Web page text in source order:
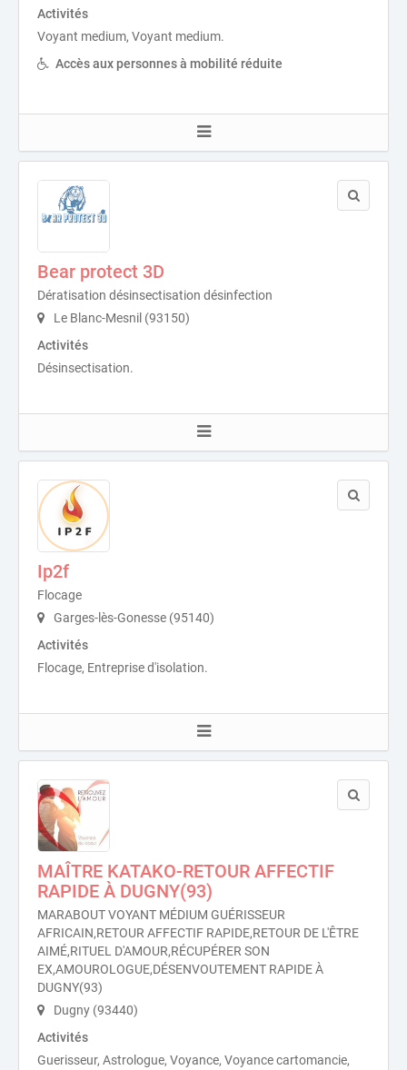
Activités
Voyant medium, Voyant medium.
Accès aux personnes à mobilité réduite
Bear protect 3D
Dératisation désinsectisation désinfection
Le Blanc-Mesnil (93150)
Activités
Désinsectisation.
Ip2f
Flocage
Garges-lès-Gonesse (95140)
Activités
Flocage, Entreprise d'isolation.
MAÎTRE KATAKO-RETOUR AFFECTIF
RAPIDE À DUGNY(93)
MARABOUT VOYANT MÉDIUM GUÉRISSEUR
AFRICAIN,RETOUR AFFECTIF RAPIDE,RETOUR DE L'ÊTRE
AIMÉ,RITUEL D'AMOUR,RÉCUPÉRER SON
EX,AMOUROLOGUE,DÉSENVOUTEMENT RAPIDE À
DUGNY(93)
Dugny (93440)
Activités
Guerisseur, Astrologue, Voyance, Voyance cartomancie,